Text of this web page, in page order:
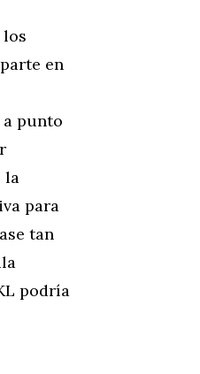
los
en
a punto
la
para
tan
podría